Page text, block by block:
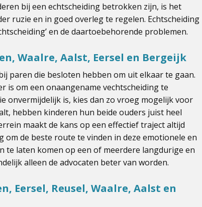
bij een echtscheiding betrokken zijn, is het
ruzie en in goed overleg te regelen. Echtscheiding
en de daartoebehorende problemen.
Waalre, Aalst, Eersel en Bergeijk
paren die besloten hebben om uit elkaar te gaan.
is om een onaangename vechtscheiding te
onvermijdelijk is, kies dan zo vroeg mogelijk voor
hebben kinderen hun beide ouders juist heel
maakt de kans op een effectief traject altijd
de beste route te vinden in deze emotionele en
te laten komen op een of meerdere langdurige en
alleen de advocaten beter van worden.
Eersel, Reusel, Waalre, Aalst en